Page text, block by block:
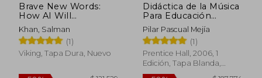
Brave New Words:
How AI Will
Revolutionize
Education (and Why
That's a Good Thing)
(en Inglés)
Khan, Salman
(1)
Viking, Tapa Dura, Nuevo
Didáctica de la Música
Para Educación
Infantil
Pilar Pascual Mejía
(1)
Prentice Hall, 2006, 1
Edición, Tapa Blanda,
Nuevo